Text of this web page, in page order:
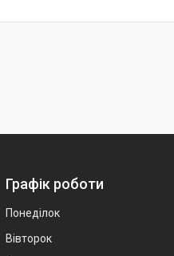
Графік роботи
Понеділок
Вівторок